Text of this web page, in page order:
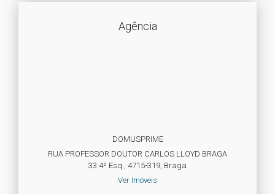
Agência
DOMUSPRIME
RUA PROFESSOR DOUTOR CARLOS LLOYD BRAGA
33 4º Esq., 4715-319, Braga
Ver Imóveis